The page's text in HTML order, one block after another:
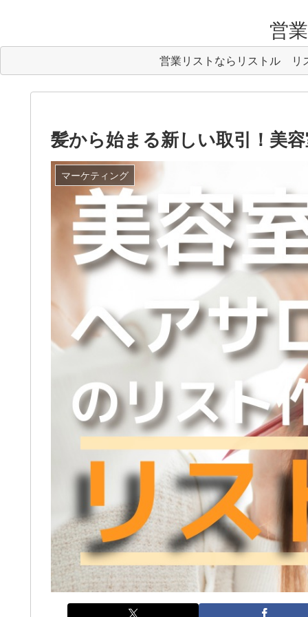
営
営業リストならリストル リ
髪から始まる新しい取引！美
マーケティング